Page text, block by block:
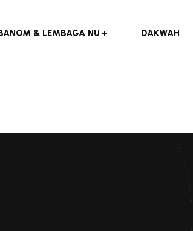
& LEMBAGA NU DAKWAH